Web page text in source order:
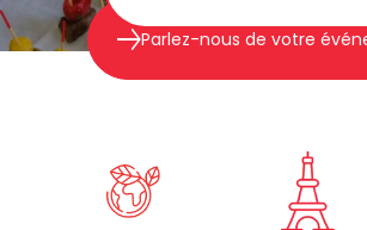
Parlez-nous de votre